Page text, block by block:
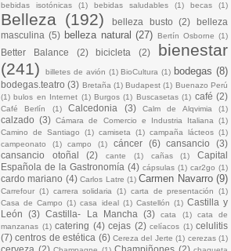
bebidas isotónicas (1) bebidas saludables (1) becas (1)
Belleza (192) belleza busto (2)
belleza
masculina (5) belleza natural (27) Bertín Osborne (1)
Better Balance (2) bicicleta (2)
bienestar
(241)
billetes de avión (1) BioCultura (1) bodegas (8)
bodegas.teatro (3) Bretaña (1) Budapest (1) Buenazo Perú
(1) bulos en Internet (1) Burgos (1) Buscasetas (1) café (2)
Café Berlín (1) Calcedonia (3) Calm de Alqvimia (1)
calzado (3) Cámara de Comercio e Industria Italiana (1)
Camino de Santiago
(1) camiseta (1) campaña lácteos (1)
campeonato
(1) campo (1) cáncer (6) cansancio
(3)
cansancio otoñal
(2) cante (1) cañas (1)
Capital
Española de la Gastronomía (4) cápsulas (1) car2go (1)
cardo mariano (4) Carlos Latre (1) Carmen Navarro (9)
Carrefour (1) carrera solidaria (1) carta de presentación
(1)
Casa de Campo (1) casa ideal (1) Castellón (1) Castilla y
León
(3) Castilla- La Mancha (3) cata (1)
cata de
manzanas (1) catering (4) cejas (2) celíacos (1) celulitis
(7) centros de estética (6) Cereza del Jerte (1) cerezas (1)